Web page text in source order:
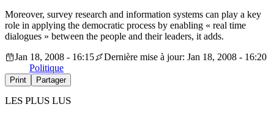
Moreover, survey research and information systems can play a key
role in applying the democratic process by enabling « real time
dialogues » between the people and their leaders, it adds.
Jan 18, 2008 - 16:15
Dernière mise à jour: Jan 18, 2008 - 16:20
Politique
Print Partager
LES PLUS LUS